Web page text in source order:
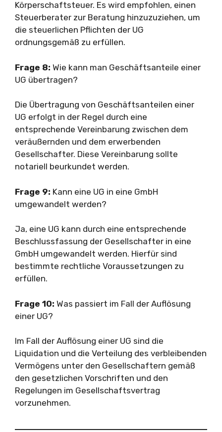
Körperschaftsteuer. Es wird empfohlen, einen
Steuerberater zur Beratung hinzuzuziehen, um
die steuerlichen Pflichten der UG
ordnungsgemäß zu erfüllen.
Frage 8: Wie kann man Geschäftsanteile einer
UG übertragen?
Die Übertragung von Geschäftsanteilen einer
UG erfolgt in der Regel durch eine
entsprechende Vereinbarung zwischen dem
veräußernden und dem erwerbenden
Gesellschafter. Diese Vereinbarung sollte
notariell beurkundet werden.
Frage 9: Kann eine UG in eine GmbH
umgewandelt werden?
Ja, eine UG kann durch eine entsprechende
Beschlussfassung der Gesellschafter in eine
GmbH umgewandelt werden. Hierfür sind
bestimmte rechtliche Voraussetzungen zu
erfüllen.
Frage 10: Was passiert im Fall der Auflösung
einer UG?
Im Fall der Auflösung einer UG sind die
Liquidation und die Verteilung des verbleibenden
Vermögens unter den Gesellschaftern gemäß
den gesetzlichen Vorschriften und den
Regelungen im Gesellschaftsvertrag
vorzunehmen.